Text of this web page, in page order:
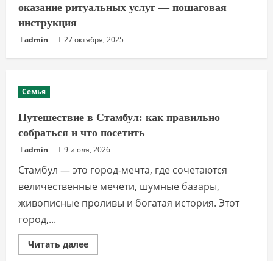
оказание ритуальных услуг — пошаговая
инструкция
admin 27 октября, 2025
Семья
Путешествие в Стамбул: как правильно
собраться и что посетить
admin 9 июля, 2026
Стамбул — это город-мечта, где сочетаются
величественные мечети, шумные базаpы,
живописные проливы и богатая история. Этот
город,...
Читать далееПрочитать
больше